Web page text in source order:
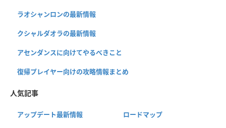
ラオシャンロンの最新情報
クシャルダオラの最新情報
アセンダンスに向けてやるべきこと
復帰プレイヤー向けの攻略情報まとめ
人気記事
アップデート最新情報 ロードマップ